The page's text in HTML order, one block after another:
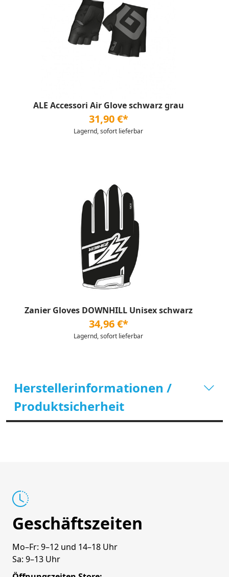
ALE Accessori Air Glove schwarz grau
31,90 €*
Lagernd, sofort lieferbar
Zanier Gloves DOWNHILL Unisex schwarz
34,96 €*
Lagernd, sofort lieferbar
Herstellerinformationen /
Produktsicherheit
Geschäftszeiten
Mo–Fr: 9–12 und 14–18 Uhr
Sa: 9–13 Uhr